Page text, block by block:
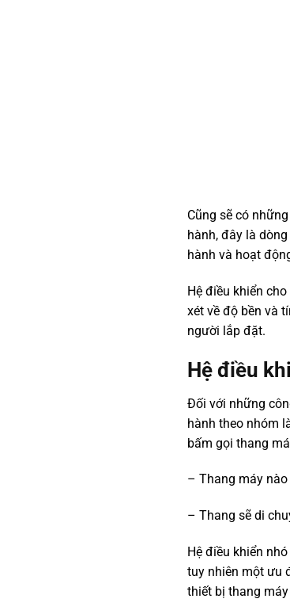
Cũng sẽ có
hành, đây là
hành và hoạt
Hệ điều khiển
xét về độ bền và
người lắp đặt.
Hệ điều
Đối với những
hành theo nhóm
bấm gọi thang
– Thang máy
– Thang sẽ di
Hệ điều khiển
tuy nhiên một ưu
thiết bị thang